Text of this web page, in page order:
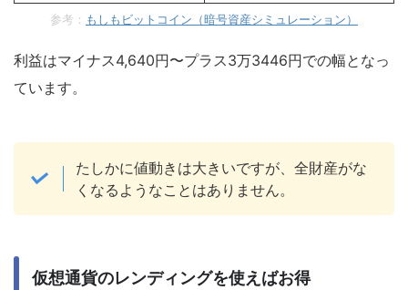
参考： もしもビットコイン（暗号資産シミュレーション）
利益はマイナス4,640円〜プラス3万3446円での幅となっ
ています。
たしかに値動きは大きいですが、全財産がな
くなるようなことはありません。
仮想通貨のレンディングを使えばお得